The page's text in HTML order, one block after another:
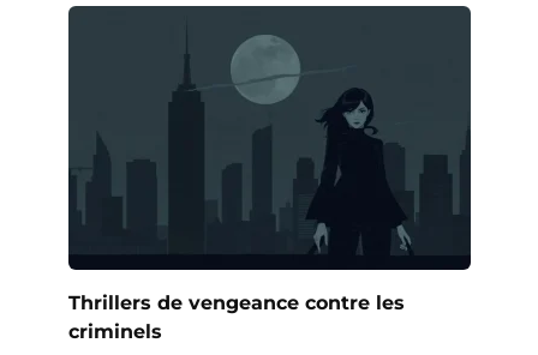
Thrillers de vengeance contre les
criminels